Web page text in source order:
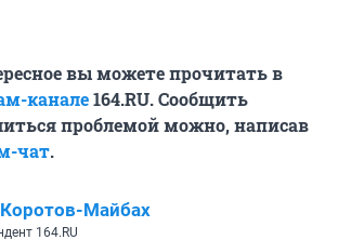
вы можете прочитать в
канале164.RU. Сообщить
проблемой можно, написав
чат.
Майбах
164.RU